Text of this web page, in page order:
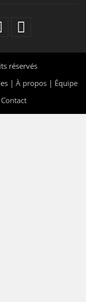
réservés
| À propos | Équipe
Contact